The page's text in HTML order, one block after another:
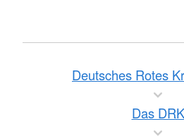
Deutsches Rotes
Das DRK